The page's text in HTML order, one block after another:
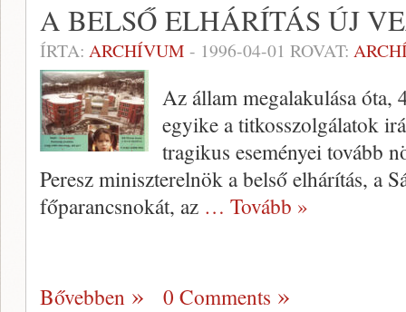
A BELSŐ ELHÁRÍTÁS ÚJ
ÍRTA: ARCHÍVUM - 1996-04-01 ROVAT:
Az állam megalakulása óta,
egyike a titkosszolgálatok
tragikus eseményei tovább
Peresz miniszterelnök a belső elhárítás, a
főparancsnokát, az … Tovább »
Bővebben 0 Comments